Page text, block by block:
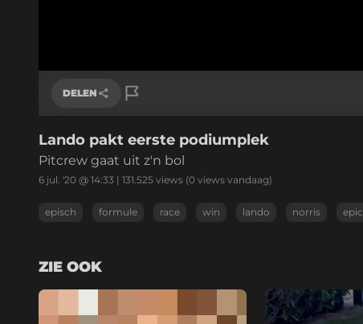
DELEN
Link kopiëren
Lando pakt eerste podiumplek
Pitcrew gaat uit z'n bol
6 jul. '20 @ 14:33 | 131.525 views (0 views vandaag)
episch formule race win lando norris epic
ZIE OOK